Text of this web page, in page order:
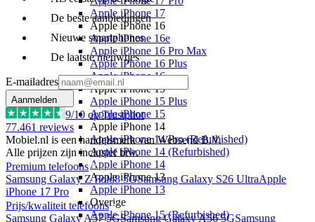
Apple iPhone 17
Apple iPhone 16
Apple iPhone 16e
Apple iPhone 16 Pro Max
Apple iPhone 16 Plus
Apple iPhone 16
Apple iPhone 15
Apple iPhone 15 Plus
Apple iPhone 15
Apple iPhone 14
Apple iPhone 14 Pro (Refurbished)
Apple iPhone 14 (Refurbished)
Apple iPhone 14
Apple iPhone 13
Apple iPhone 13
Overige
Apple iPhone 15 (Refurbished)
De beste aanbiedingen
Nieuwe smartphones
De laatste nieuwtjes
E-mailadres
Aanmelden
9/10 op Trustpilot
77.461 reviews
Mobiel.nl is een handelsmerk van Websend B.V.
Alle prijzen zijn inclusief btw.
Premium telefoons
Samsung Galaxy Z Fold8 5GSamsung Galaxy S26 UltraApple
iPhone 17 Pro
Prijs/kwaliteit telefoons
Samsung Galaxy A57 5GSamsung Galaxy A56 5GSamsung